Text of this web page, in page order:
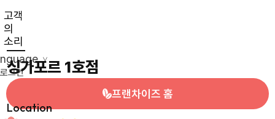
고객
의
소리
>
로그인
프랜차이즈 홈
싱가포르 1호점
Location